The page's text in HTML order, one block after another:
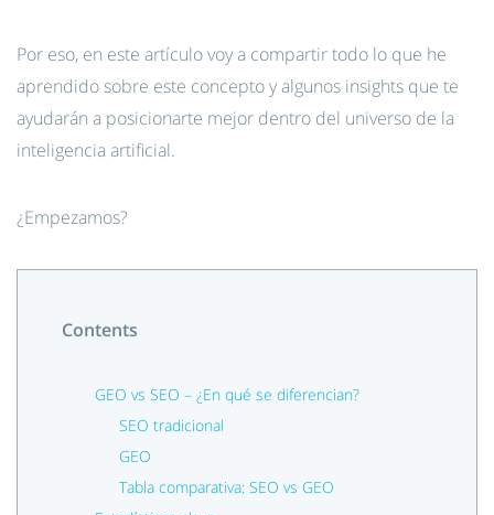
Por eso, en este artículo voy a compartir todo lo que he
aprendido sobre este concepto y algunos insights que te
ayudarán a posicionarte mejor dentro del universo de la
inteligencia artificial.
¿Empezamos?
Contents
GEO vs SEO – ¿En qué se diferencian?
SEO tradicional
GEO
Tabla comparativa: SEO vs GEO